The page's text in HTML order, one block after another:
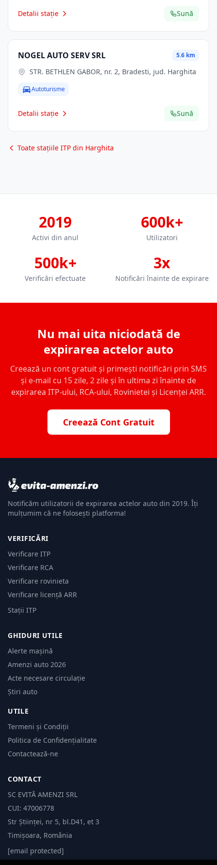
Detalii stație Sună
NOGEL AUTO SERV SRL 5.6 km
STR. BETHLEN GABOR, nr. 2, Bradesti, jud. Harghita
Autoturisme
Detalii stație Sună
Toate stațiile ITP din Harghita
2019
Activi din anul
600k+
Utilizatori
500k+
Verificări efectuate
3x
Notificări înainte de expirare
Nu mai uita niciodată de
expirarea actelor auto
Creează un cont gratuit și primești notificări prin SMS
și e-mail cu 15 zile, 2 zile și în ultima zi înainte de
expirarea ITP-ului, RCA-ului, Rovinietei și Licenței ARR.
Creează Cont Gratuit
Notificăm utilizatorii de expirarea actelor auto din 2019. Îți
mulțumim că ne folosești platforma!
VERIFICĂRI
Verificare ITP
Verificare RCA
Verificare rovinieta
Verificare licență ARR
Stații ITP
GHIDURI UTILE
Alerte mașină
Amenzi auto 2026
Acte necesare circulație
Știri auto
UTILE
Termeni și Condiții
Politica de Confidențialitate
Contactează-ne
CONTACT
SC EVITĂ AMENZI SRL
CUI: 47006778
Str Științei, nr 5, bl.D41, et 3
Timișoara, România
[email protected]